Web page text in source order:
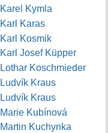
Karel Kymla
Karl Karas
Karl Kosmik
Karl Josef Küpper
Lothar Koschmieder
Ludvík Kraus
Ludvík Kraus
Marie Kubínová
Martin Kuchynka